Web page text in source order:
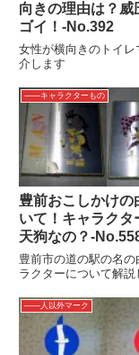
向きの理由は？威
ゴイ！‐No.392
女性が横向きのトイレ
介します
――キャラクターもの
豊前おこしかけの
いて！キャラクタ
天狗なの？
豊前市の道の駅の名の
ラクターについて解説
――人以外マーク